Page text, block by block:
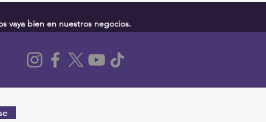
vaya bien en nuestros negocios.